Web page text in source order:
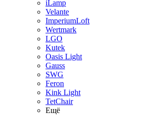
iLamp
Velante
ImperiumLoft
Wertmark
LGO
Kutek
Oasis Light
Gauss
SWG
Feron
Kink Light
TetСhair
Ещё